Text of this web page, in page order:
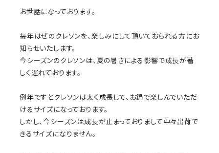
お世話になっております。
毎年はぜのクレソンを、楽しみにして頂いておられる方にお
知らせいたします。
今シーズンのクレソンは、夏の暑さによる影響で成長が著
しく遅れております。
例年ですとクレソンは太く成長して、お鍋で楽しんでいただ
けるサイズになっております。
しかし、今シーズンは成長が止まっておりまして中々出荷で
きるサイズになりません。